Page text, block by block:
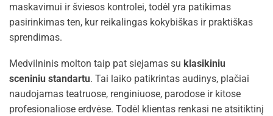
maskavimui ir šviesos kontrolei, todėl yra patikimas
pasirinkimas ten, kur reikalingas kokybiškas ir praktiškas
sprendimas.
Medvilninis molton taip pat siejamas su klasikiniu
sceniniu standartu. Tai laiko patikrintas audinys, plačiai
naudojamas teatruose, renginiuose, parodose ir kitose
profesionaliose erdvėse. Todėl klientas renkasi ne atsitiktinį